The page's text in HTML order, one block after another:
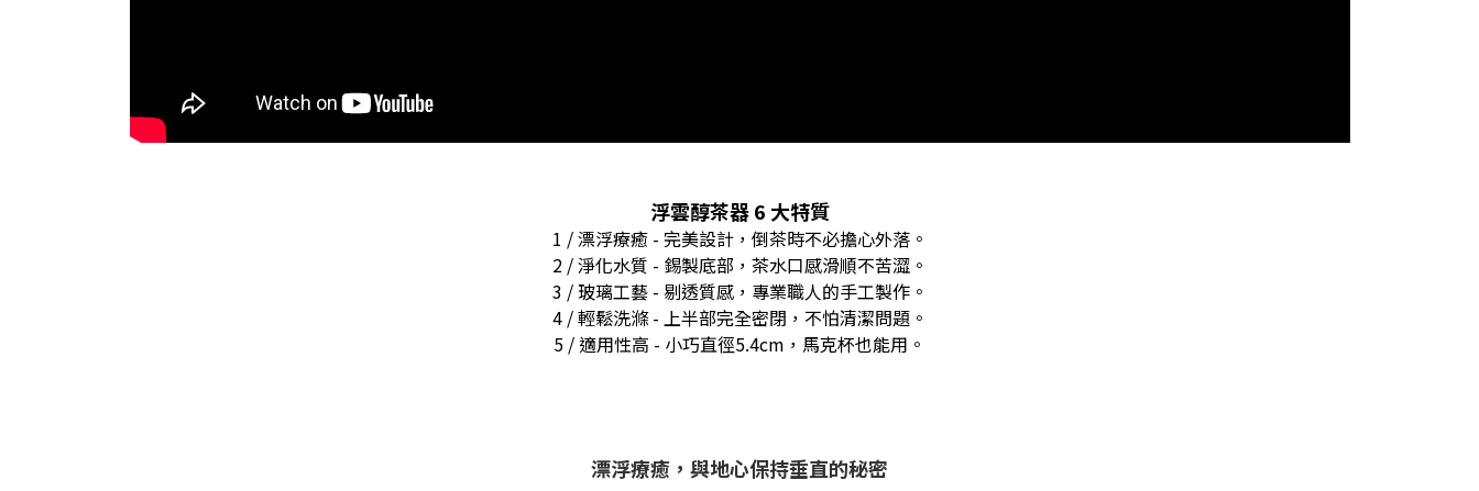
浮雲醇茶器 6 大特質
1 / 漂浮療癒 - 完美設計，倒茶時不必擔心外落。
2 / 淨化水質 - 錫製底部，茶水口感滑順不苦澀。
3 / 玻璃工藝 - 剔透質感，專業職人的手工製作。
4 / 輕鬆洗滌 - 上半部完全密閉，不怕清潔問題。
5 / 適用性高 - 小巧直徑5.4cm，馬克杯也能用。
漂浮療癒，與地心保持垂直的秘密